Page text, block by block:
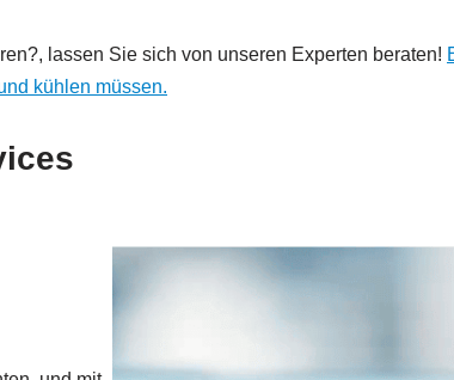
lassen Sie sich von unseren Experten beraten!
kühlen müssen.